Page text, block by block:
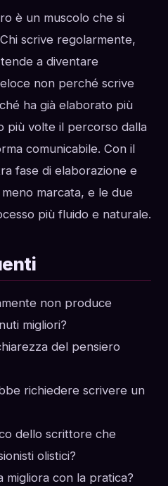
è un muscolo che si
scrive regolarmente,
a diventare
non perché scrive
ha già elaborato più
più volte il percorso dalla
comunicabile. Con il
fase di elaborazione e
marcata, e le due
più fluido e naturale.
non produce
migliori?
del pensiero
richiedere scrivere un
dello scrittore che
olistici?
migliora con la pratica?